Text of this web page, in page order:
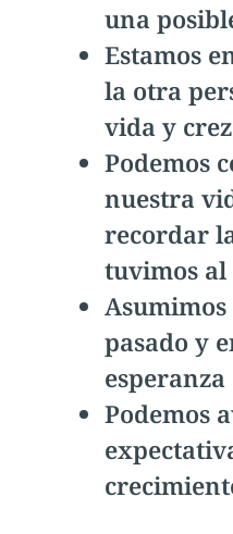
una
Estamos
la otra
vida y
Podemos
nuestra
recordar
tuvimos al
pasado y
Podemos